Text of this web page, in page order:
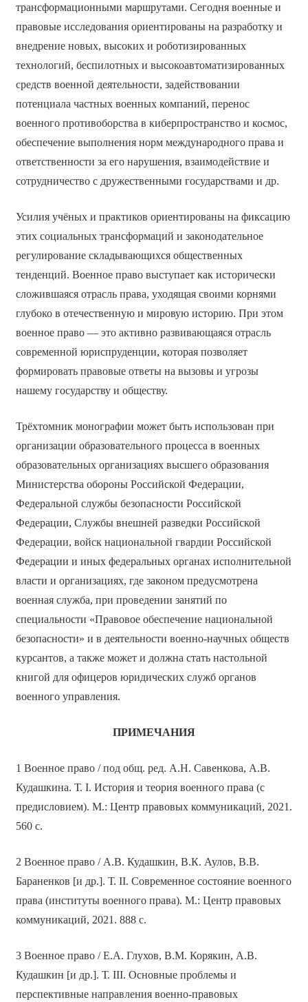
трансформационными маршрутами. Сегодня военные и
правовые исследования ориентированы на разработку и
внедрение новых, высоких и роботизированных
технологий, беспилотных и высокоавтоматизированных
средств военной деятельности, задействовании
потенциала частных военных компаний, перенос
военного противоборства в киберпространство и космос,
обеспечение выполнения норм международного права и
ответственности за его нарушения, взаимодействие и
сотрудничество с дружественными государствами и др.
Усилия учёных и практиков ориентированы на фиксацию
этих социальных трансформаций и законодательное
регулирование складывающихся общественных
тенденций. Военное право выступает как исторически
сложившаяся отрасль права, уходящая своими корнями
глубоко в отечественную и мировую историю. При этом
военное право — это активно развивающаяся отрасль
современной юриспруденции, которая позволяет
формировать правовые ответы на вызовы и угрозы
нашему государству и обществу.
Трёхтомник монографии может быть использован при
организации образовательного процесса в военных
образовательных организациях высшего образования
Министерства обороны Российской Федерации,
Федеральной службы безопасности Российской
Федерации, Службы внешней разведки Российской
Федерации, войск национальной гвардии Российской
Федерации и иных федеральных органах исполнительной
власти и организациях, где законом предусмотрена
военная служба, при проведении занятий по
специальности «Правовое обеспечение национальной
безопасности» и в деятельности военно-научных обществ
курсантов, а также может и должна стать настольной
книгой для офицеров юридических служб органов
военного управления.
ПРИМЕЧАНИЯ
1 Военное право / под общ. ред. А.Н. Савенкова, А.В.
Кудашкина. Т. I. История и теория военного права (с
предисловием). М.: Центр правовых коммуникаций, 2021.
560 с.
2 Военное право / А.В. Кудашкин, В.К. Аулов, В.В.
Бараненков [и др.]. Т. II. Современное состояние военного
права (институты военного права). М.: Центр правовых
коммуникаций, 2021. 888 с.
3 Военное право / Е.А. Глухов, В.М. Корякин, А.В.
Кудашкин [и др.]. Т. III. Основные проблемы и
перспективные направления военно-правовых